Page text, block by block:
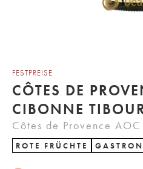
FESTPREISE
CÔTES DE
Côtes de Provence AOC
ROTE FRÜCHTE